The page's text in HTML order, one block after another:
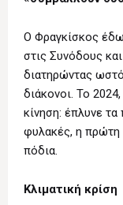
Ο Φραγκίσκος
στις Συνόδους
διατηρώντας
διάκονοι. Το
κίνηση: έπλυνε
φυλακές, η πρώτη
πόδια.
Κλιματική κρίση